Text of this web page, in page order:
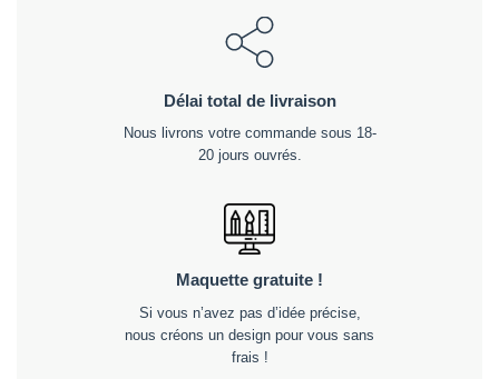
Délai total de livraison
Nous livrons votre commande sous 18-
20 jours ouvrés.
Maquette gratuite !
Si vous n’avez pas d’idée précise,
nous créons un design pour vous sans
frais !